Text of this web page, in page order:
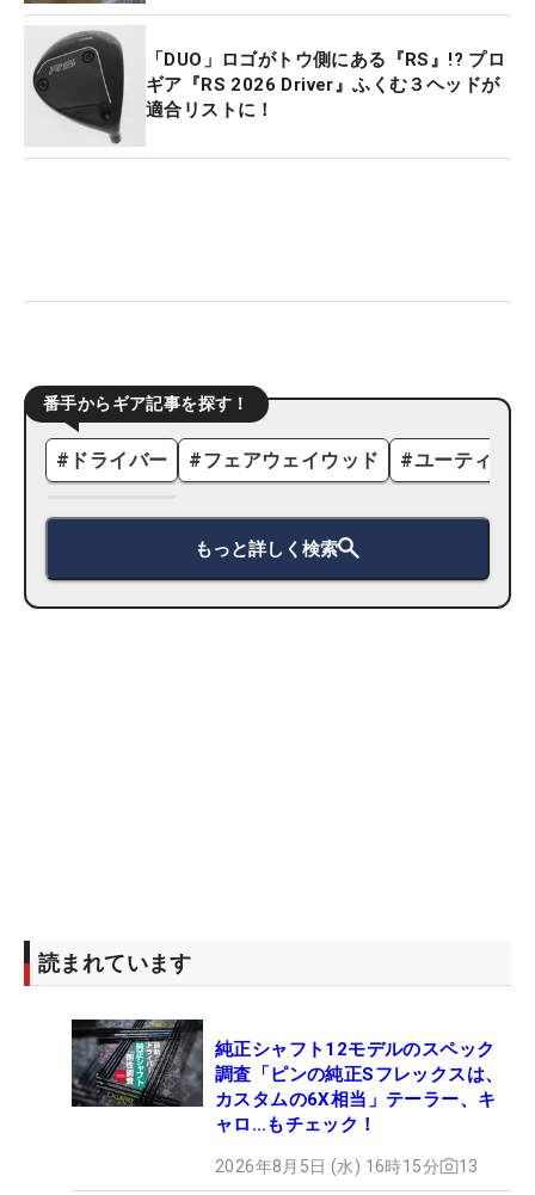
「DUO」ロゴがトウ側にある『RS』!? プロ
ギア『RS 2026 Driver』ふくむ３ヘッドが
適合リストに！
番手からギア記事を探す！
# ドライバー #フェアウェイウッド #ユーティリ
もっと詳しく検索
読まれています
純正シャフト12モデルのスペック
調査「ピンの純正Sフレックスは、
カスタムの6X相当」テーラー、キ
ャロ…もチェック！
2026年8月5日 (水) 16時15分 13